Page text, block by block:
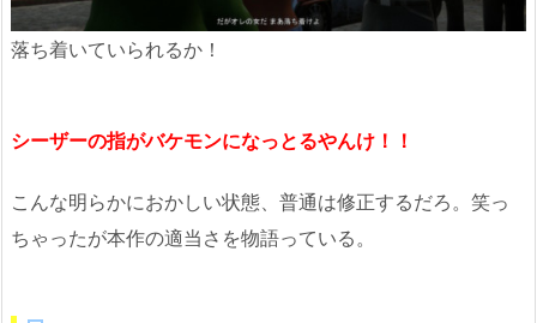
落ち着いていられるか！
シーザーの指がバケモンになっとるやんけ！！
こんな明らかにおかしい状態、普通は修正するだろ。笑っ
ちゃったが本作の適当さを物語っている。